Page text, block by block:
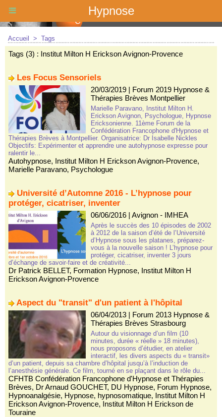
Hypnose
Accueil > Tags
Tags (3) : Institut Milton H Erickson Avignon-Provence
Les Focus Sensoriels
20/03/2019| Forum 2019 Hypnose &
Thérapies Brèves Montpellier
Marielle Paravano, Institut Milton H.
Erickson Avignon, Psychologue, Hypnose
Ericksonienne. 11ème Forum de la
Confédération Francophone d'Hypnose et
Thérapies Brèves à Montpellier. Organisatrice: Dr Isabelle Nickles
Objectifs: Expérimenter et apprendre une autohypnose expresse pour
ralentir le...
Autohypnose, Institut Milton H Erickson Avignon-Provence,
Marielle Paravano, Psychologue
Université d’Automne 2016 - L’hypnose pour
protéger, cicatriser, inventer
06/06/2016| Avignon - IMHEA
Après le succès des 10 épisodes de 2002
à 2012 de la saison d’été de l’Université
d’Hypnose sous les platanes, préparez-
vous à la nouvelle saison ! L’hypnose pour
protéger, cicatriser, inventer 3 jours
d’échange de savoir-faire et de créativité...
Dr Patrick BELLET, Formation Hypnose, Institut Milton H
Erickson Avignon-Provence
Aspect du "transit" d'un patient à l'hôpital
06/04/2013| Forum 2013 Hypnose &
Thérapies Brèves Strasbourg
Autour du visionnage d’un film (10
minutes, durée « réelle » 18 minutes),
nous proposons d’étudier, en atelier
interactif, les divers aspects du « transit»
d’un patient, depuis sa chambre d’hôpital jusqu’à l’induction de
l’anesthésie générale. Ce film, tourné en se plaçant dans le rôle du...
CFHTB Confédération Francophone d'Hypnose et Thérapies
Brèves, Dr Arnaud GOUCHET, DU Hypnose, Forum Hypnose,
Hypnoanalgésie, Hypnose, hypnosomatique, Institut Milton H
Erickson Avignon-Provence, Institut Milton H Erickson de
Touraine